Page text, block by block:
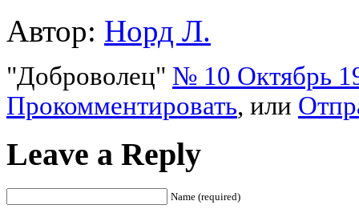
Автор: Норд Л.
"Доброволец" № 10 Октябрь
Прокомментировать, или
Leave a Reply
Name (required)